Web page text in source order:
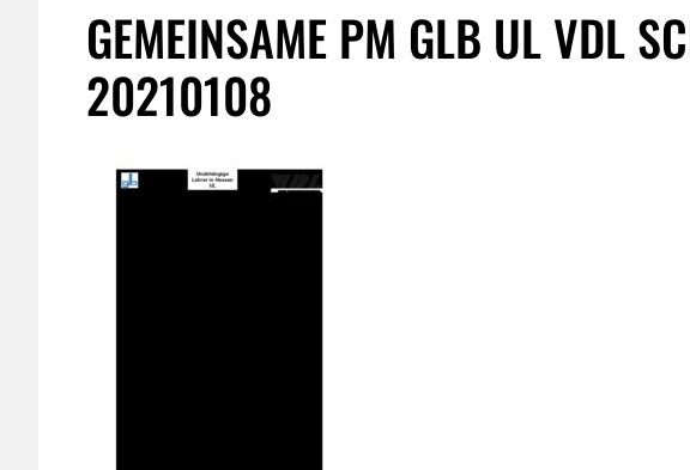
GEMEINSAME PM GLB UL VDL
20210108